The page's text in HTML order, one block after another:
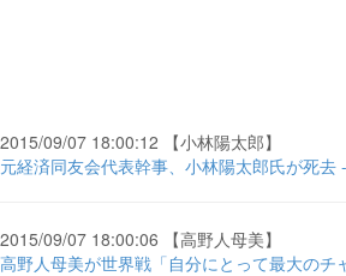
2015/09/07 18:00:12 【小林陽太郎】
元経済同友会代表幹事、小林陽太郎氏が死去
2015/09/07 18:00:06 【高野人母美】
高野人母美が世界戦「自分にとって最大のチ